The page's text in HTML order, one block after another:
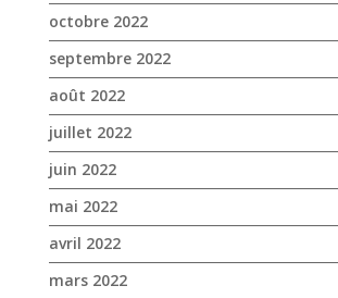
octobre 2022
septembre 2022
août 2022
juillet 2022
juin 2022
mai 2022
avril 2022
mars 2022